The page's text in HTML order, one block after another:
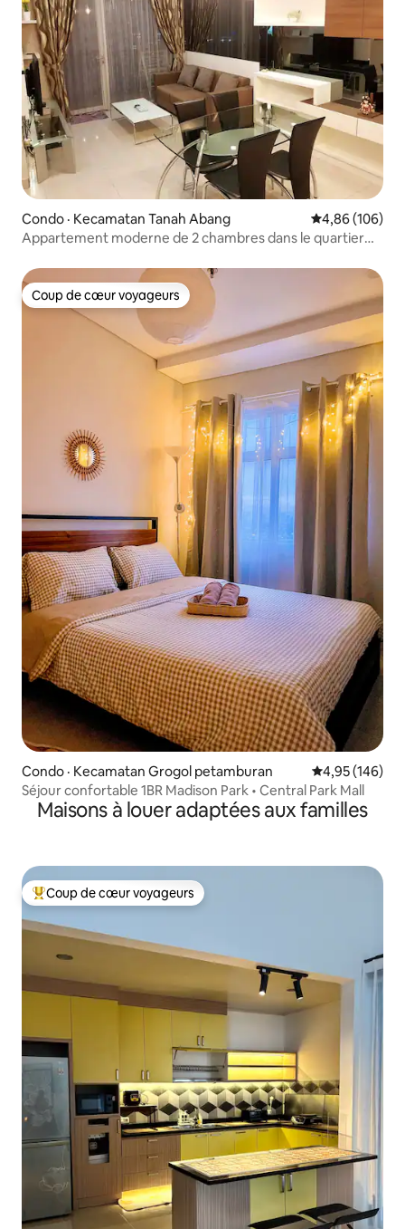
Condo · Kecamatan Tanah Abang Note
4,86 (106)
Appartement moderne de 2 chambres dans le quartier
Coup de cœur voyageurs
Coup de cœur voyageurs
Condo · Kecamatan Grogol petamburan Note
4,95 (146)
Séjour confortable 1BR Madison Park • Central Park Mall
Maisons à louer adaptées aux familles
Coup de cœur voyageurs parmi les plus aimés
Coup de cœur voyageurs